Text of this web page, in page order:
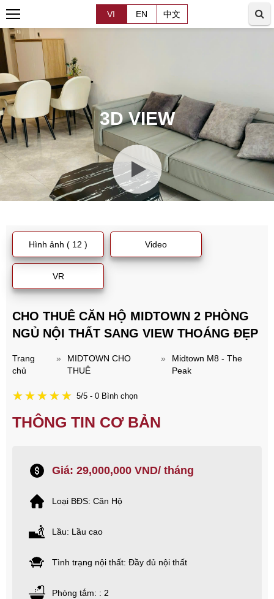
VI EN 中文
3D VIEW
Hình ảnh ( 12 ) Video
VR
CHO THUÊ CĂN HỘ MIDTOWN 2 PHÒNG
NGỦ NỘI THẤT SANG VIEW THOÁNG ĐẸP
Trang
chủ
»
MIDTOWN CHO
THUÊ
»
Midtown M8 - The
Peak
5/5 - 0 Bình chọn
THÔNG TIN CƠ BẢN
Giá: 29,000,000 VND/ tháng
Loại BĐS: Căn Hộ
Lầu: Lầu cao
Tình trạng nội thất: Đầy đủ nội thất
Phòng tắm: : 2